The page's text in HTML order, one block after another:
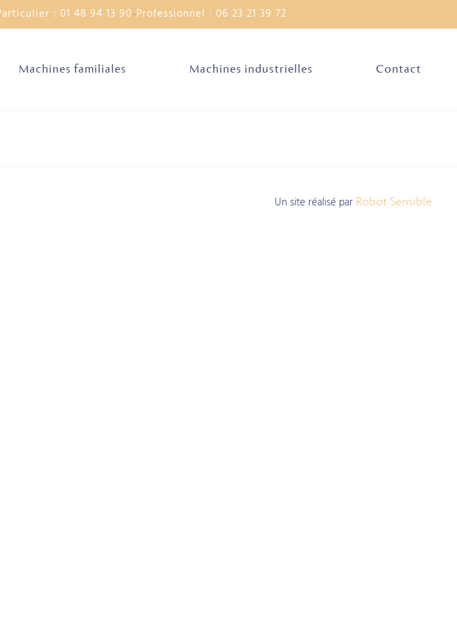
: 01 48 94 13 90 Professionnel : 06 23 21 39 72
Machines familiales Machines industrielles Contact
Un site réalisé par Robot Sensible